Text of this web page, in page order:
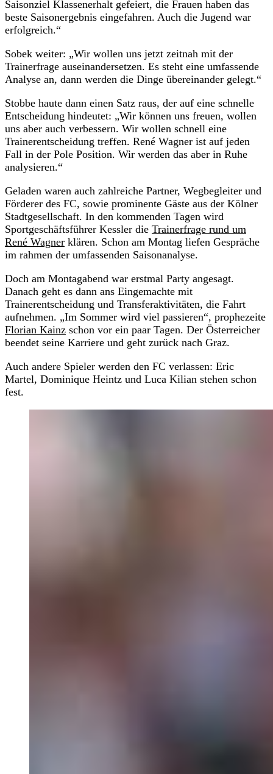
Saisonziel Klassenerhalt gefeiert, die Frauen haben das
beste Saisonergebnis eingefahren. Auch die Jugend war
erfolgreich.“
Sobek weiter: „Wir wollen uns jetzt zeitnah mit der
Trainerfrage auseinandersetzen. Es steht eine umfassende
Analyse an, dann werden die Dinge übereinander gelegt.“
Stobbe haute dann einen Satz raus, der auf eine schnelle
Entscheidung hindeutet: „Wir können uns freuen, wollen
uns aber auch verbessern. Wir wollen schnell eine
Trainerentscheidung treffen. René Wagner ist auf jeden
Fall in der Pole Position. Wir werden das aber in Ruhe
analysieren.“
Geladen waren auch zahlreiche Partner, Wegbegleiter und
Förderer des FC, sowie prominente Gäste aus der Kölner
Stadtgesellschaft. In den kommenden Tagen wird
Sportgeschäftsführer Kessler die Trainerfrage rund um
René Wagner klären. Schon am Montag liefen Gespräche
im rahmen der umfassenden Saisonanalyse.
Doch am Montagabend war erstmal Party angesagt.
Danach geht es dann ans Eingemachte mit
Trainerentscheidung und Transferaktivitäten, die Fahrt
aufnehmen. „Im Sommer wird viel passieren“, prophezeite
Florian Kainz schon vor ein paar Tagen. Der Österreicher
beendet seine Karriere und geht zurück nach Graz.
Auch andere Spieler werden den FC verlassen: Eric
Martel, Dominique Heintz und Luca Kilian stehen schon
fest.